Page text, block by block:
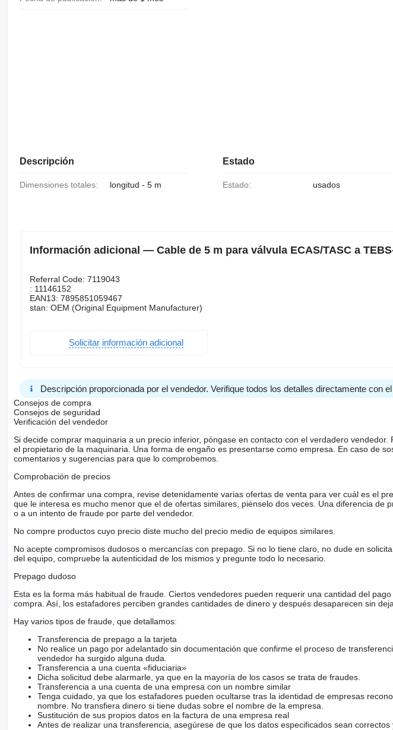
Descripción
Dimensiones totales: longitud - 5 m
Estado
Estado: usados
Información adicional — Cable de 5 m para válvula ECAS/TASC a
Referral Code: 7119043
: 11146152
EAN13: 7895851059467
stan: OEM (Original Equipment Manufacturer)
Solicitar información adicional
Descripción proporcionada por el vendedor. Verifique todos los detalles directamente con
Consejos de compra
Consejos de seguridad
Verificación del vendedor
Si decide comprar maquinaria a un precio inferior, póngase en contacto con el verdadero
el propietario de la maquinaria. Una forma de engaño es presentarse como empresa. En caso de
comentarios y sugerencias para que lo comprobemos.
Comprobación de precios
Antes de confirmar una compra, revise detenidamente varias ofertas de venta para ver cuál es el
que le interesa es mucho menor que el de ofertas similares, piénselo dos veces. Una diferencia de
o a un intento de fraude por parte del vendedor.
No compre productos cuyo precio diste mucho del precio medio de equipos similares.
No acepte compromisos dudosos o mercancías con prepago. Si no lo tiene claro, no dude en
del equipo, compruebe la autenticidad de los mismos y pregunte todo lo necesario.
Prepago dudoso
Esta es la forma más habitual de fraude. Ciertos vendedores pueden requerir una cantidad del
compra. Así, los estafadores perciben grandes cantidades de dinero y después desaparecen sin
Hay varios tipos de fraude, que detallamos:
Transferencia de prepago a la tarjeta
No realice un pago por adelantado sin documentación que confirme el proceso de
vendedor ha surgido alguna duda.
Transferencia a una cuenta «fiduciaria»
Dicha solicitud debe alarmarle, ya que en la mayoría de los casos se trata de fraudes.
Transferencia a una cuenta de una empresa con un nombre similar
Tenga cuidado, ya que los estafadores pueden ocultarse tras la identidad de empresas
nombre. No transfiera dinero si tiene dudas sobre el nombre de la empresa.
Sustitución de sus propios datos en la factura de una empresa real
Antes de realizar una transferencia, asegúrese de que los datos especificados sean